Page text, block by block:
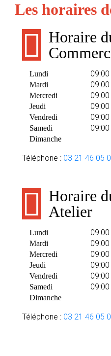
Les horaires
Horaire
Lundi
Mardi
Mercredi
Jeudi
Vendredi
Samedi
Dimanche
Téléphone : 03 21 46 05
Horaire
Atelier
Lundi
Mardi
Mercredi
Jeudi
Vendredi
Samedi
Dimanche
Téléphone : 03 21 46 05